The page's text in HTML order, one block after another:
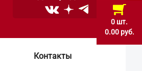
0 шт.
0.00 руб.
Контакты